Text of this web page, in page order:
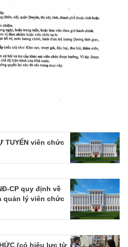
TUYỂN viên chức
CP quy định về
quản lý viên chức
(có hiệu lực từ